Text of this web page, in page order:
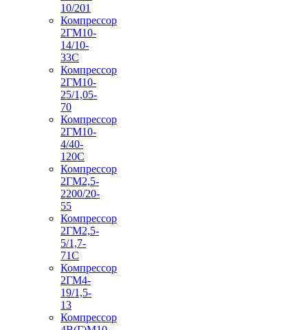
10/201
Компрессор
2ГМ10-
14/10-
33С
Компрессор
2ГМ10-
25/1,05-
70
Компрессор
2ГМ10-
4/40-
120С
Компрессор
2ГМ2,5-
2200/20-
55
Компрессор
2ГМ2,5-
5/1,7-
71С
Компрессор
2ГМ4-
19/1,5-
13
Компрессор